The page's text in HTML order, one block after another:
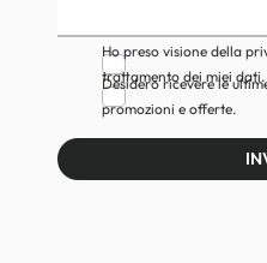
Ho preso visione della
trattamento dei miei dati.
Desidero ricevere le
promozioni e offerte.